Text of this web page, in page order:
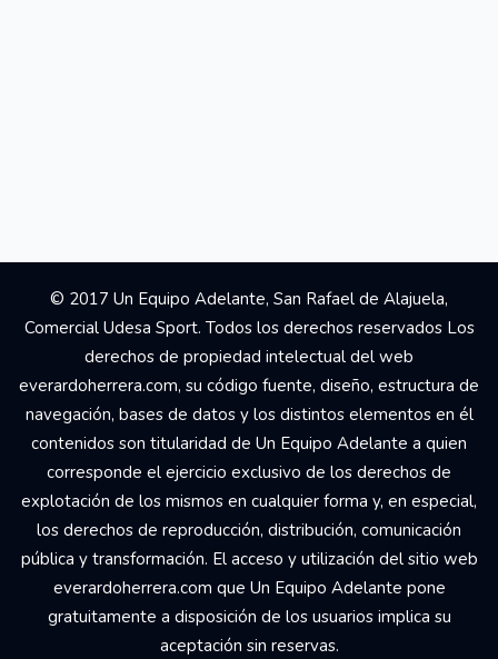
© 2017 Un Equipo Adelante, San Rafael de Alajuela,
Comercial Udesa Sport. Todos los derechos reservados Los
derechos de propiedad intelectual del web
everardoherrera.com, su código fuente, diseño, estructura de
navegación, bases de datos y los distintos elementos en él
contenidos son titularidad de Un Equipo Adelante a quien
corresponde el ejercicio exclusivo de los derechos de
explotación de los mismos en cualquier forma y, en especial,
los derechos de reproducción, distribución, comunicación
pública y transformación. El acceso y utilización del sitio web
everardoherrera.com que Un Equipo Adelante pone
gratuitamente a disposición de los usuarios implica su
aceptación sin reservas.